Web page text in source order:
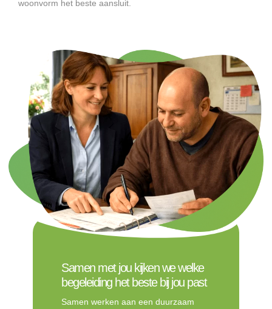
woonvorm het beste aansluit.
Samen met jou kijken we welke
begeleiding het beste bij jou past
Samen werken aan een duurzaam